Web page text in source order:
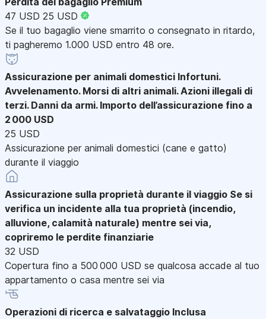
47 USD 25 USD
Se il tuo bagaglio viene smarrito o consegnato in ritardo,
ti pagheremo 1.000 USD entro 48 ore.
Assicurazione per animali domestici Infortuni.
Avvelenamento. Morsi di altri animali. Azioni illegali di
terzi. Danni da armi. Importo dell’assicurazione fino a
2 000 USD
25 USD
Assicurazione per animali domestici (cane e gatto)
durante il viaggio
Assicurazione sulla proprietà durante il viaggio Se si
verifica un incidente alla tua proprietà (incendio,
alluvione, calamità naturale) mentre sei via,
copriremo le perdite finanziarie
32 USD
Copertura fino a 500 000 USD se qualcosa accade al tuo
appartamento o casa mentre sei via
Operazioni di ricerca e salvataggio Inclusa